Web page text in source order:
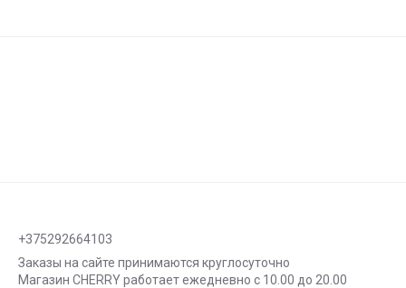
+375292664103
Заказы на сайте принимаются круглосуточно
Магазин CHERRY работает ежедневно с 10.00 до 20.00